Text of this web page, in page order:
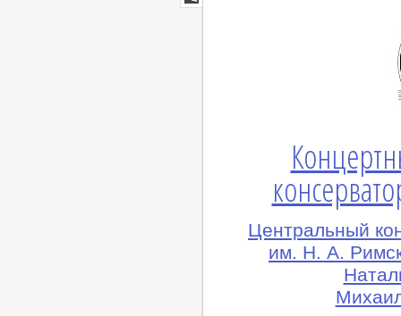
Центральный
им. Н. А.
lj